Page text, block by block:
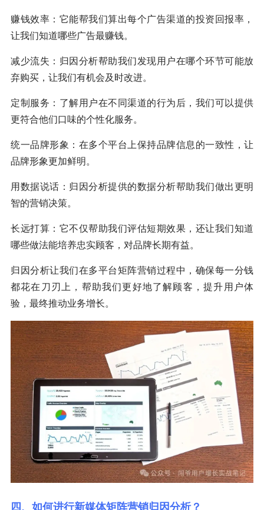
赚钱效率：它能帮我们算出每个广告渠道的投资回报率，
让我们知道哪些广告最赚钱。
减少流失：归因分析帮助我们发现用户在哪个环节可能放
弃购买，让我们有机会及时改进。
定制服务：了解用户在不同渠道的行为后，我们可以提供
更符合他们口味的个性化服务。
统一品牌形象：在多个平台上保持品牌信息的一致性，让
品牌形象更加鲜明。
用数据说话：归因分析提供的数据分析帮助我们做出更明
智的营销决策。
长远打算：它不仅帮助我们评估短期效果，还让我们知道
哪些做法能培养忠实顾客，对品牌长期有益。
归因分析让我们在多平台矩阵营销过程中，确保每一分钱
都花在刀刃上，帮助我们更好地了解顾客，提升用户体
验，最终推动业务增长。
四、如何进行新媒体矩阵营销归因分析？